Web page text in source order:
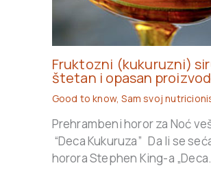
Fruktozni (kukuruzni)
štetan i opasan proizvod
Good to know,Sam svoj
Prehrambeni horor za Noć
“Deca Kukuruza” Da li se
horora Stephen King-a